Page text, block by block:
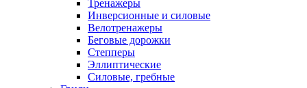
Тренажеры
Инверсионные и силовые
Велотренажеры
Беговые дорожки
Степперы
Эллиптические
Силовые, гребные